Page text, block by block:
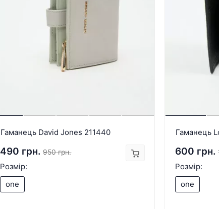
Гаманець David Jones 211440
490 грн. 950 грн.
Розмір:
one
Гаманець
600 грн.
Розмір:
one